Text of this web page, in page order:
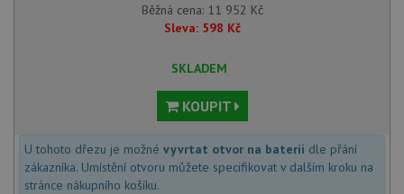
Běžná cena: 11 952 Kč
Sleva: 598 Kč
SKLADEM
KOUPIT
U tohoto dřezu je možné vyvrtat otvor na baterii dle přání
zákazníka. Umístění otvoru můžete specifikovat v dalším kroku na
stránce nákupního košíku.